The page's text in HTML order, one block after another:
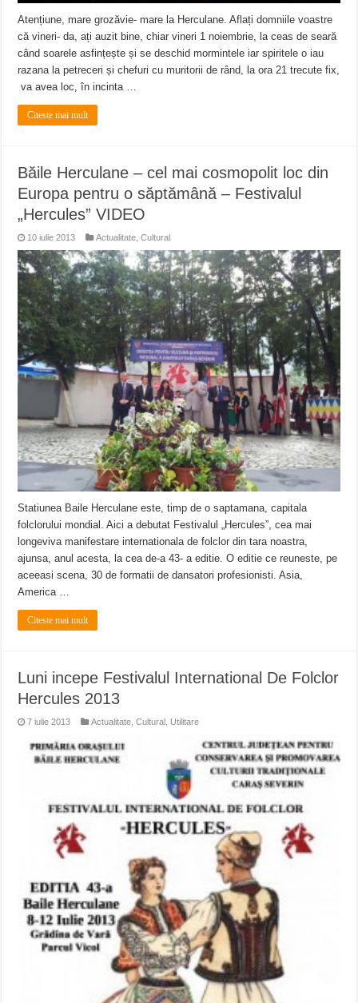
Atențiune, mare grozăvie- mare la Herculane. Aflați domniile voastre
că vineri- da, ați auzit bine, chiar vineri 1 noiembrie, la ceas de seară
când soarele asfințește și se deschid mormintele iar spiritele o iau
razana la petreceri și chefuri cu muritorii de rând, la ora 21 trecute fix,
va avea loc, în incinta …
Citeste mai mult
Băile Herculane – cel mai cosmopolit loc din
Europa pentru o săptămână – Festivalul
„Hercules” VIDEO
10 iulie 2013 Actualitate ,Cultural
Statiunea Baile Herculane este, timp de o saptamana, capitala
folclorului mondial. Aici a debutat Festivalul „Hercules”, cea mai
longeviva manifestare internationala de folclor din tara noastra,
ajunsa, anul acesta, la cea de-a 43- a editie. O editie ce reuneste, pe
aceeasi scena, 30 de formatii de dansatori profesionisti. Asia,
America …
Citeste mai mult
Luni incepe Festivalul International De Folclor
Hercules 2013
7 iulie 2013 Actualitate,Cultural , Utilitare